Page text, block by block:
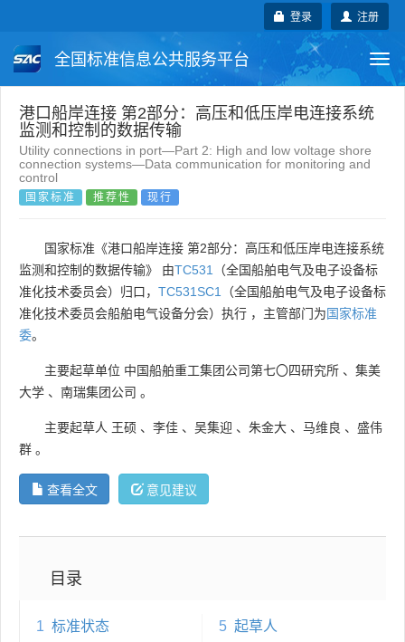
注册
登录
全国标准信息公共服务平台
国家标准 行业标准 地方标准
团体标准 企业标准 国际标准
国外标准 技术委员会
港口船岸连接 第2部分：高压和低压岸电连接系统
监测和控制的数据传输
Utility connections in port—Part 2: High and low voltage shore
connection systems—Data communication for monitoring and
control
国家标准 推荐性 现行
国家标准《港口船岸连接 第2部分：高压和低压岸电连接系统
监测和控制的数据传输》 由TC531
（全国船舶电气及电子设备标
准化技术委员会）归口， TC531SC1
（全国船舶电气及电子设备标
准化技术委员会船舶电气设备分会）执行 ，主管部门为国家标准
委。
主要起草单位 中国船舶重工集团公司第七〇四研究所 、 集美
大学 、 南瑞集团公司 。
主要起草人 王硕 、 李佳 、 吴集迎 、 朱金大 、 马维良 、 盛伟
群 。
查看全文 意见建议
目录
1 标准状态
5 起草人